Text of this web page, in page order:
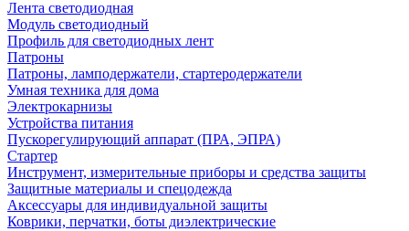
Лента светодиодная
Модуль светодиодный
Профиль для светодиодных лент
Патроны
Патроны, ламподержатели, стартеродержатели
Умная техника для дома
Электрокарнизы
Устройства питания
Пускорегулирующий аппарат (ПРА, ЭПРА)
Стартер
Инструмент, измерительные приборы и средства защиты
Защитные материалы и спецодежда
Аксессуары для индивидуальной защиты
Коврики, перчатки, боты диэлектрические